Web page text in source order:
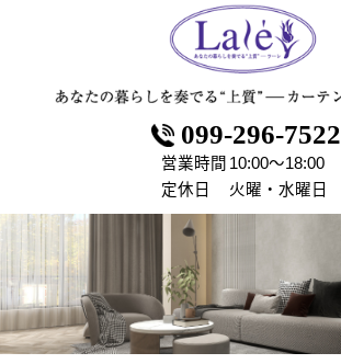
099-296-7522
営業時間 10:00～18:00
定休日
火曜・水曜日